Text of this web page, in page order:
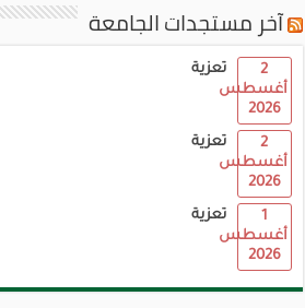
آخر مستجدات الجامعة
تعزية
2
أغسطس
2026
تعزية
2
أغسطس
2026
تعزية
1
أغسطس
2026